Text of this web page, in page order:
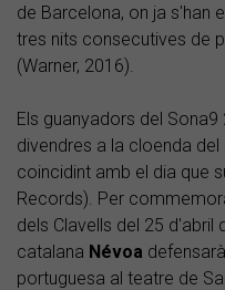
de Barcelona, on ja s'han
tres nits consecutives de
(Warner, 2016).
Els guanyadors del Sona9
divendres a la cloenda
coincidint amb el dia que
Records). Per
dels Clavells del 25 d'abril
catalana Névoa
portuguesa al teatre de